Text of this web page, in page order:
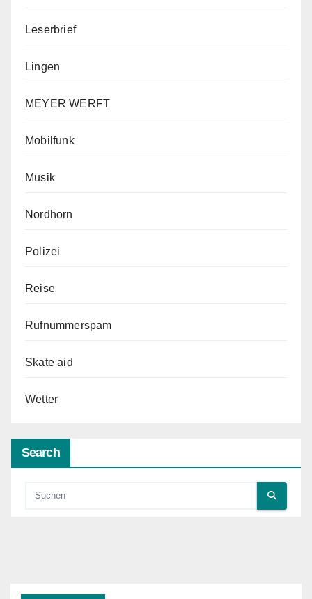
Leserbrief
Lingen
MEYER WERFT
Mobilfunk
Musik
Nordhorn
Polizei
Reise
Rufnummerspam
Skate aid
Wetter
Search